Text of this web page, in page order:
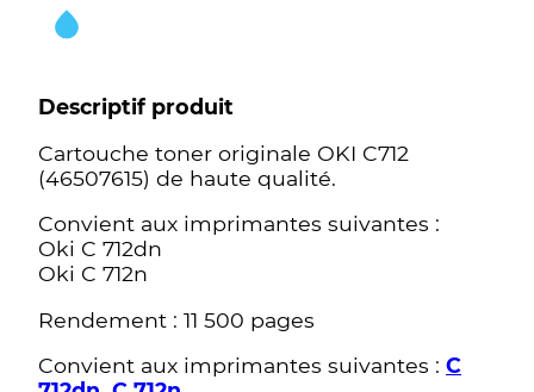
Descriptif produit
Cartouche toner originale OKI C712
(46507615) de haute qualité.
Convient aux imprimantes suivantes :
Oki C 712dn
Oki C 712n
Rendement : 11 500 pages
Convient aux imprimantes suivantes : C